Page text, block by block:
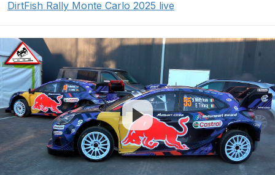
DirtFish Rally Monte Carlo 2025 live